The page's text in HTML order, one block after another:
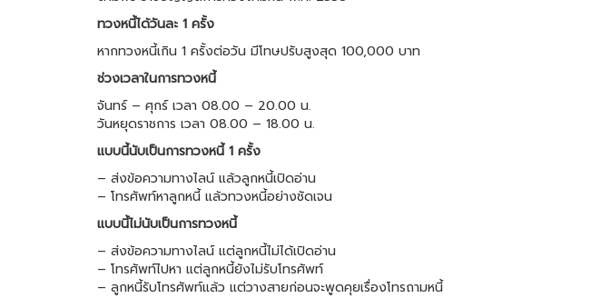
ทวงหนี้ได้วันละ 1 ครั้ง
หากทวงหนี้เกิน 1 ครั้งต่อวัน มีโทษปรับสูงสุด 100,000 บาท
ช่วงเวลาในการทวงหนี้
จันทร์ – ศุกร์ เวลา 08.00 – 20.00 น.
วันหยุดราชการ เวลา 08.00 – 18.00 น.
แบบนี้นับเป็นการทวงหนี้ 1 ครั้ง
– ส่งข้อความทางไลน์ แล้วลูกหนี้เปิดอ่าน
– โทรศัพท์หาลูกหนี้ แล้วทวงหนี้อย่างชัดเจน
แบบนี้ไม่นับเป็นการทวงหนี้
– ส่งข้อความทางไลน์ แต่ลูกหนี้ไม่ได้เปิดอ่าน
– โทรศัพท์ไปหา แต่ลูกหนี้ยังไม่รับโทรศัพท์
– ลูกหนี้รับโทรศัพท์แล้ว แต่วางสายก่อนจะพูดคุยเรื่องโทรถามหนี้